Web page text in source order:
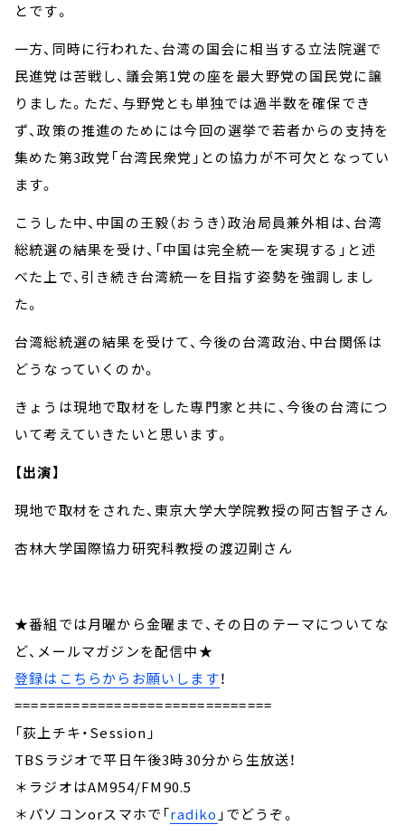
とです。
一方、同時に行われた、台湾の国会に相当する立法院選で
民進党は苦戦し、議会第1党の座を最大野党の国民党に譲
りました。ただ、与野党とも単独では過半数を確保でき
ず、政策の推進のためには今回の選挙で若者からの支持を
集めた第3政党「台湾民衆党」との協力が不可欠となってい
ます。
こうした中、中国の王毅（おうき）政治局員兼外相は、台湾
総統選の結果を受け、「中国は完全統一を実現する」と述
べた上で、引き続き台湾統一を目指す姿勢を強調しまし
た。
台湾総統選の結果を受けて、今後の台湾政治、中台関係は
どうなっていくのか。
きょうは現地で取材をした専門家と共に、今後の台湾につ
いて考えていきたいと思います。
【出演】
現地で取材をされた、東京大学大学院教授の阿古智子さん
杏林大学国際協力研究科教授の渡辺剛さん
★番組では月曜から金曜まで、その日のテーマについてな
ど、メールマガジンを配信中★
登録はこちらからお願いします！
===============================
「荻上チキ・Session」
TBSラジオで平日午後3時30分から生放送！
＊ラジオはAM954/FM90.5
＊パソコンorスマホで「radiko 」でどうぞ。